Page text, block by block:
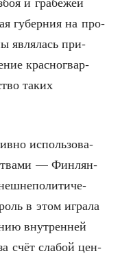
губер­ния на про­
явля­лась при­
крас­но­гвар­
таких
исполь­зо­ва­
— Фин­лян­
в этом игра­ла
внут­рен­ней
счёт сла­бой цен­